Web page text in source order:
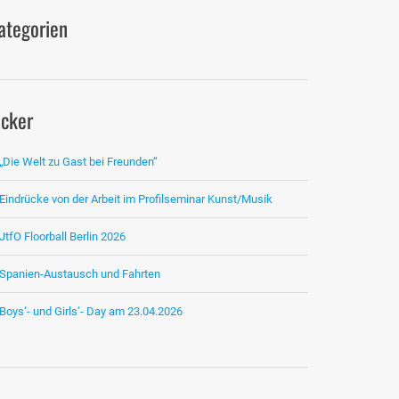
„Die Welt zu Gast bei Freunden“
Eindrücke von der Arbeit im Profilseminar Kunst/Musik
JtfO Floorball Berlin 2026
Spanien-Austausch und Fahrten
Boys‘- und Girls‘- Day am 23.04.2026